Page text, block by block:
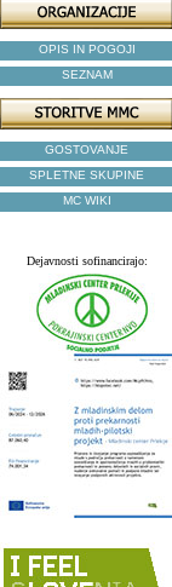
OPIS IN POGOJI
SEZNAM
GOSTOVANJE
SPLETNE SKUPINE
MC WIKI
Dejavnosti sofinancirajo: